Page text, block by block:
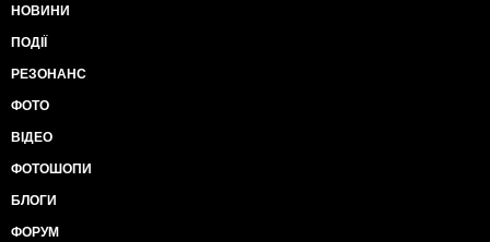
НОВИНИ
ПОДІЇ
РЕЗОНАНС
ФОТО
ВІДЕО
ФОТОШОПИ
БЛОГИ
ФОРУМ